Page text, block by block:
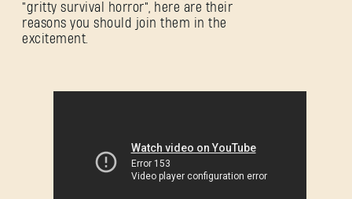
"gritty survival horror", here are their
reasons you should join them in the
excitement.